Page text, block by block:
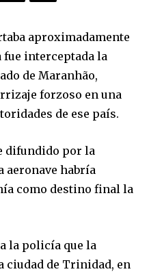
aproximadamente
fue interceptada la
de Maranhão,
forzoso en una
de ese país.
difundido por la
aeronave habría
como destino final la
la policía que la
ciudad de Trinidad, en